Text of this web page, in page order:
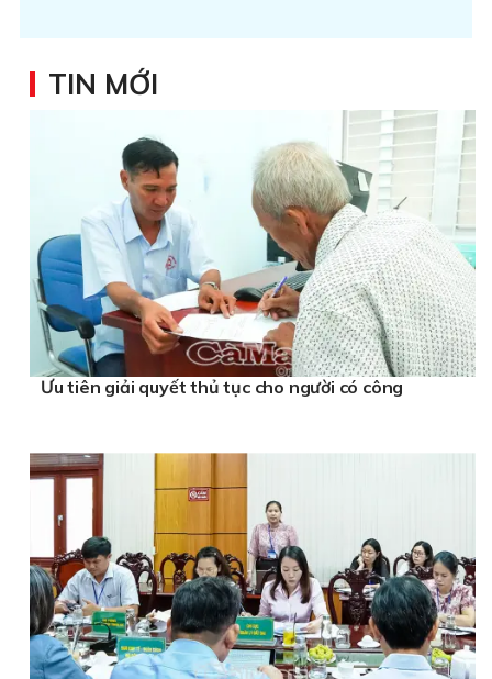
TIN MỚI
Ưu tiên giải quyết thủ tục cho người có công